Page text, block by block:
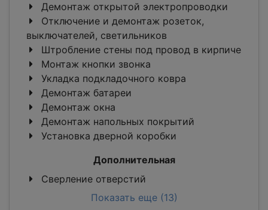
Демонтаж открытой электропроводки
Отключение и демонтаж розеток,
выключателей, светильников
Штробление стены под провод в кирпиче
Монтаж кнопки звонка
Укладка подкладочного ковра
Демонтаж батареи
Демонтаж окна
Демонтаж напольных покрытий
Установка дверной коробки
Дополнительная
Сверление отверстий
Показать еще (13)